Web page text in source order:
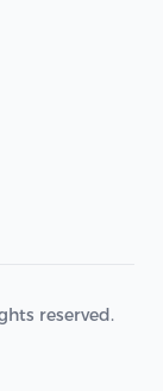
reserved.